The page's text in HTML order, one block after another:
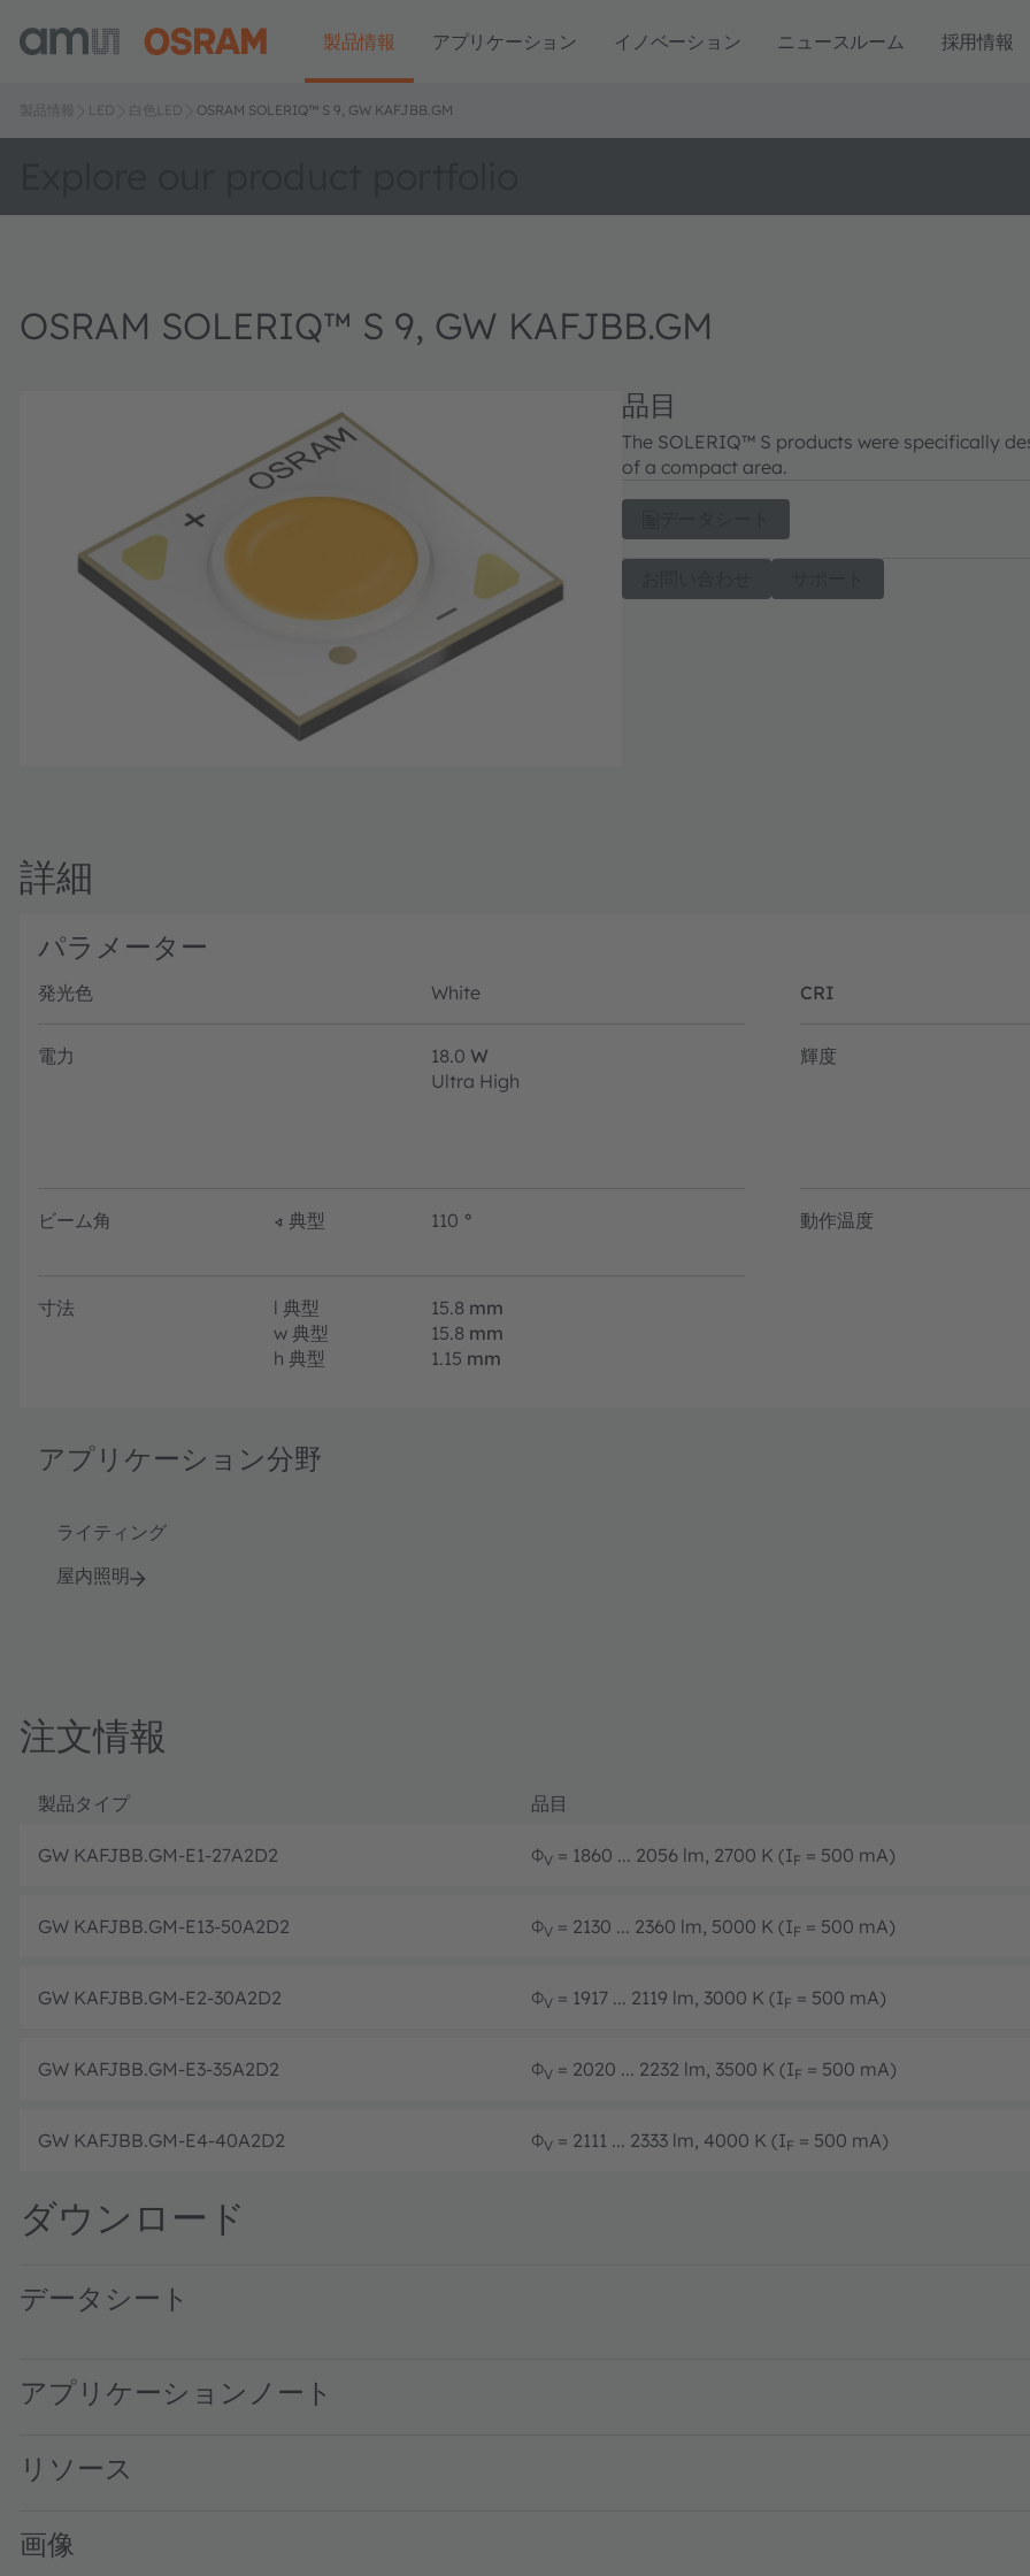
製品情報 アプリケーション イノベーション ニュースルーム 採用情報
製品情報 LED 白色LED OSRAM SOLERIQ™ S 9, GW KAFJBB.GM
OSRAM SOLERIQ™ S 9, GW KAFJBB.GM
品目
The SOLERIQ™ S products were specifically
of a compact area.
詳細
パラメーター
発光色 White CRI
電力 18.0 W
Ultra High
輝度
ビーム角 ∢ 典型 110 ° 動作温度
寸法 l 典型 15.8 mm
w 典型 15.8 mm
h 典型 1.15 mm
アプリケーション分野
ライティング
屋内照明
注文情報
製品タイプ 品目
GW KAFJBB.GM-E1-27A2D2 ΦV = 1860 ... 2056 lm, 2700 K (IF = 500 mA)
GW KAFJBB.GM-E13-50A2D2 ΦV = 2130 ... 2360 lm, 5000 K (IF = 500 mA)
GW KAFJBB.GM-E2-30A2D2 ΦV = 1917 ... 2119 lm, 3000 K (IF = 500 mA)
GW KAFJBB.GM-E3-35A2D2 ΦV = 2020 ... 2232 lm, 3500 K (IF = 500 mA)
GW KAFJBB.GM-E4-40A2D2 ΦV = 2111 ... 2333 lm, 4000 K (IF = 500 mA)
ダウンロード
データシート
アプリケーションノート
リソース
画像